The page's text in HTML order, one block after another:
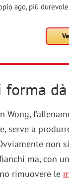
ago, più
forma
Wong,
serve a
non
ma, con
rimuovere le